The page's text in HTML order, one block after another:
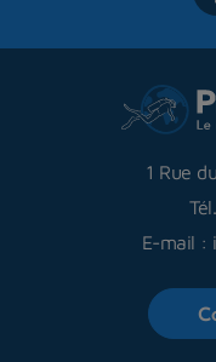
1 Rue
Tél.
E-mail :